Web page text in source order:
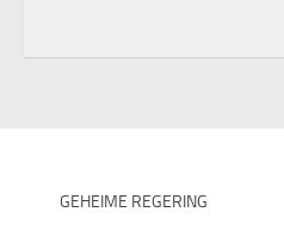
GEHEIME REGERING